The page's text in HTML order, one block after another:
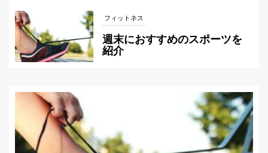
フィットネス
週末におすすめのスポーツを
紹介
自分にぴったりのサッカーボ
ールの選び方